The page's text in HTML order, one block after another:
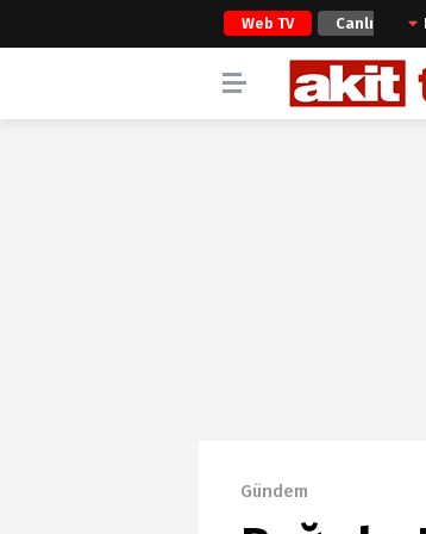
Web TV Canlı
Yayın
Gündem